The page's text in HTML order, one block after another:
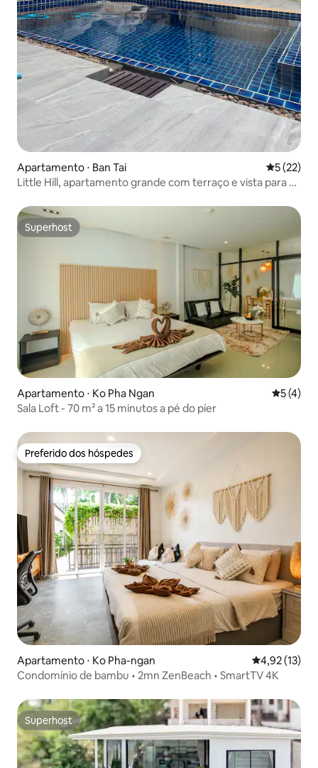
Apartamento ⋅ Ban Tai 5 de uma
5 (22)
Little Hill, apartamento grande com terraço e vista para o
Superhost
Superhost
Apartamento ⋅ Ko Pha Ngan 5 de
5 (4)
Sala Loft - 70 m² a 15 minutos a pé do píer
Preferido dos hóspedes
Preferido dos hóspedes
Apartamento ⋅ Ko Pha-ngan 4,92 de uma
4,92 (13)
Condomínio de bambu • 2mn ZenBeach • SmartTV 4K
Superhost
Superhost